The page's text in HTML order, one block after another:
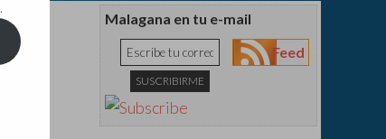
Malagana en tu e-mail
Feed